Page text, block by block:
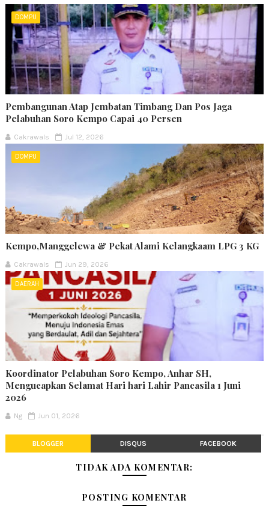
DOMPU
Pembangunan Atap Jembatan Timbang Dan Pos Jaga
Pelabuhan Soro Kempo Capai 40 Persen
Cakrawals Jul 12, 2026
DOMPU
Kempo,Manggelewa & Pekat Alami Kelangkaam LPG 3 KG
Cakrawals Jun 29, 2026
DAERAH
Koordinator Pelabuhan Soro Kempo, Anhar SH,
Mengucapkan Selamat Hari hari Lahir Pancasila 1 Juni
2026
Ng Jun 01, 2026
BLOGGER DISQUS FACEBOOK
TIDAK ADA KOMENTAR:
POSTING KOMENTAR